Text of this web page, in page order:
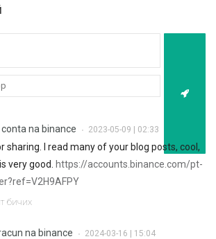
na binance • 2023-05-09 | 02:33
sharing. I read many of your blog posts, cool,
very good.
https://accounts.binance.com/pt-
бичих
na binance • 2024-03-16 | 15:04